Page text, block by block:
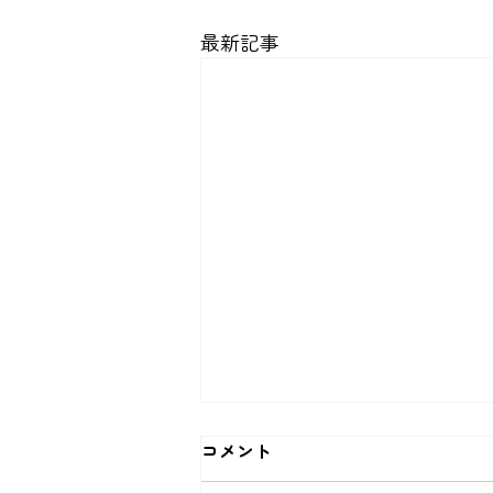
最新記事
【重要】緊急・予約外対応料
コメント